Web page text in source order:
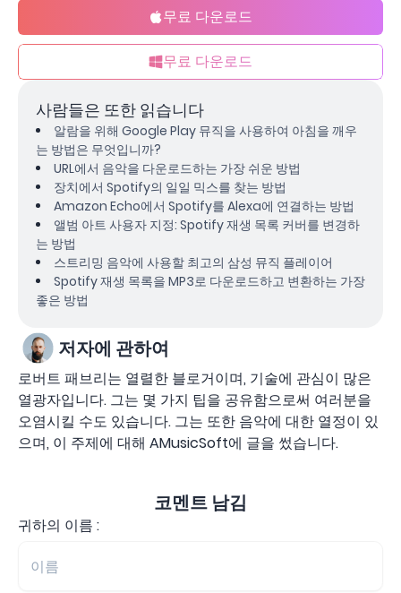
무료 다운로드
무료 다운로드
사람들은 또한 읽습니다
알람을 위해 Google Play 뮤직을 사용하여 아침을 깨우
는 방법은 무엇입니까?
URL에서 음악을 다운로드하는 가장 쉬운 방법
장치에서 Spotify의 일일 믹스를 찾는 방법
Amazon Echo에서 Spotify를 Alexa에 연결하는 방법
앨범 아트 사용자 지정: Spotify 재생 목록 커버를 변경하
는 방법
스트리밍 음악에 사용할 최고의 삼성 뮤직 플레이어
Spotify 재생 목록을 MP3로 다운로드하고 변환하는 가장
좋은 방법
저자에 관하여
로버트 패브리는 열렬한 블로거이며, 기술에 관심이 많은
열광자입니다. 그는 몇 가지 팁을 공유함으로써 여러분을
오염시킬 수도 있습니다. 그는 또한 음악에 대한 열정이 있
으며, 이 주제에 대해 AMusicSoft에 글을 썼습니다.
코멘트 남김
귀하의 이름 :